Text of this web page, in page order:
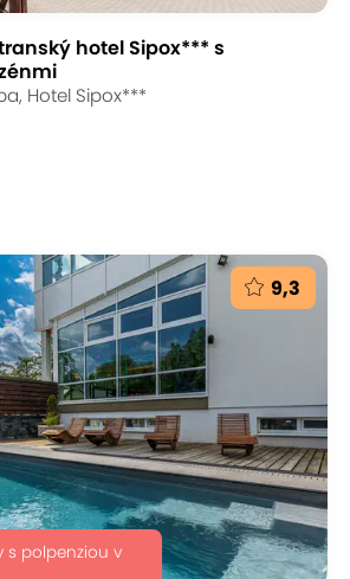
hotel Sipox*** s
Hotel Sipox***
9,3
s polpenziou v